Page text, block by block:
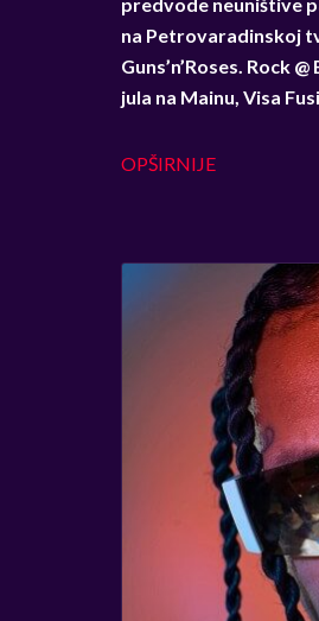
na Petrovaradinskoj
Guns’n’Roses. Rock
jula na Mainu, Visa
OPŠIRNIJE